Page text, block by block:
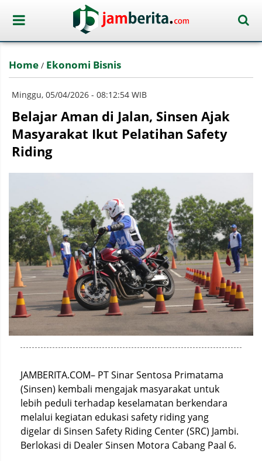
Home / Ekonomi Bisnis
Minggu, 05/04/2026 - 08:12:54 WIB
Belajar Aman di Jalan, Sinsen Ajak
Masyarakat Ikut Pelatihan Safety
Riding
JAMBERITA.COM– PT Sinar Sentosa Primatama
(Sinsen) kembali mengajak masyarakat untuk
lebih peduli terhadap keselamatan berkendara
melalui kegiatan edukasi safety riding yang
digelar di Sinsen Safety Riding Center (SRC) Jambi.
Berlokasi di Dealer Sinsen Motora Cabang Paal 6.